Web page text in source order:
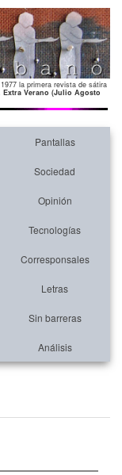
la primera revista de sátira
Extra Verano (Julio Agosto
Pantallas
Sociedad
Opinión
Tecnologías
Corresponsales
Letras
Sin barreras
Análisis